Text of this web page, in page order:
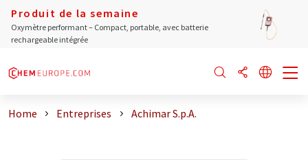
Produit de la semaine
Oxymètre performant – Compact, portable, avec batterie
rechargeable intégrée
Home Entreprises Achimar S.p.A.